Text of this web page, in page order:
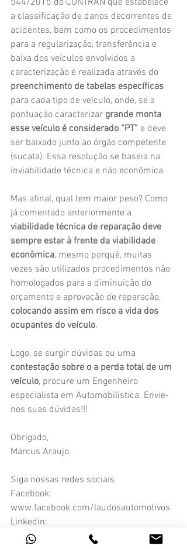
544/2015 do CONTRAN que estabelece
a classificação de danos decorrentes de
acidentes, bem como os procedimentos
para a regularização, transferência e
baixa dos veículos envolvidos a
caracterização é realizada através do
preenchimento de tabelas específicas
para cada tipo de veículo, onde, se a
pontuação caracterizar grande monta
esse veículo é considerado “PT” e deve
ser baixado junto ao órgão competente
(sucata). Essa resolução se baseia na
inviabilidade técnica e não econômica.
Mas afinal, qual tem maior peso? Como
já comentado anteriormente a
viabilidade técnica de reparação deve
sempre estar à frente da viabilidade
econômica, mesmo porquê, muitas
vezes são utilizados procedimentos não
homologados para a diminuição do
orçamento e aprovação de reparação,
colocando assim em risco a vida dos
ocupantes do veículo.
Logo, se surgir dúvidas ou uma
contestação sobre o a perda total de um
veículo, procure um Engenheiro
especialista em Automobilística. Envie-
nos suas dúvidas!!!
Obrigado,
Marcus Araujo.
Siga nossas redes sociais
Facebook:
www.facebook.com/laudosautomotivos
Linkedin:
www.linkedin.com/company/laudos-